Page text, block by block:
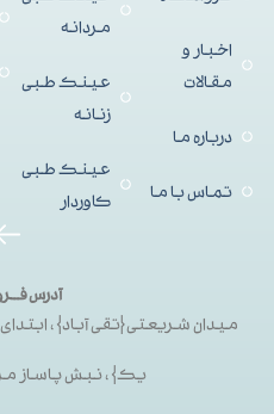
اخبار و
مقالات
درباره ما
تماس با ما
مردانه
عینک طبی
زنانه
عینک طبی
کاوردار
آدرس
میدان شریعتی{تقی آباد}،
یک}، نبش پاساز